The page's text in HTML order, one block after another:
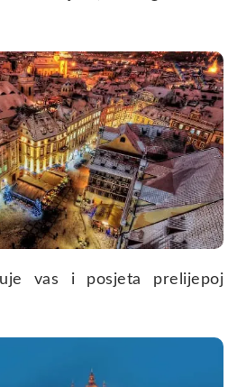
vas i posjeta prelijepoj